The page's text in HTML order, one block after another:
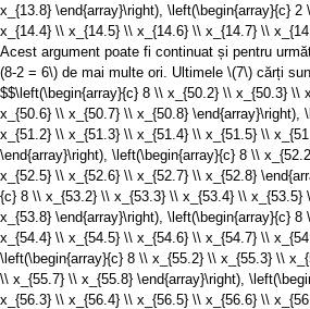
x_{13.8} \end{array}\right), \left(\begin{array}{c}
x_{14.4} \\ x_{14.5} \\ x_{14.6} \\ x_{14.7} \\
Acest argument poate fi continuat și pentru
(8-2 = 6\) de mai multe ori. Ultimele \(7\) cărți
$$\left(\begin{array}{c} 8 \\ x_{50.2} \\ x_{50.3} \\
x_{50.6} \\ x_{50.7} \\ x_{50.8} \end{array}\right),
x_{51.2} \\ x_{51.3} \\ x_{51.4} \\ x_{51.5} \\
\end{array}\right), \left(\begin{array}{c} 8 \\
x_{52.5} \\ x_{52.6} \\ x_{52.7} \\ x_{52.8}
{c} 8 \\ x_{53.2} \\ x_{53.3} \\ x_{53.4} \\ x_{53.5}
x_{53.8} \end{array}\right), \left(\begin{array}{c}
x_{54.4} \\ x_{54.5} \\ x_{54.6} \\ x_{54.7} \\
\left(\begin{array}{c} 8 \\ x_{55.2} \\ x_{55.3} \\
\\ x_{55.7} \\ x_{55.8} \end{array}\right),
x_{56.3} \\ x_{56.4} \\ x_{56.5} \\ x_{56.6} \\